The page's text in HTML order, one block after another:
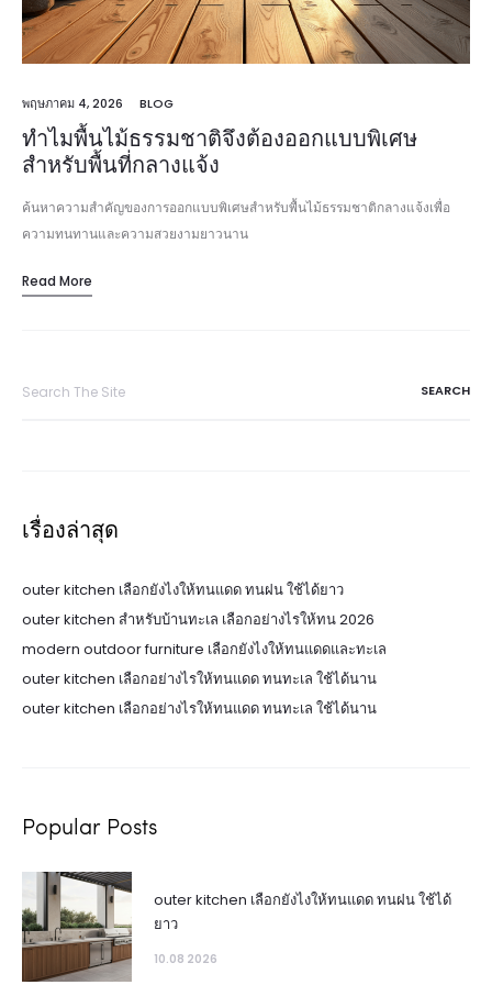
พฤษภาคม 4, 2026 BLOG
ทำไมพื้นไม้ธรรมชาติจึงต้องออกแบบพิเศษ
สำหรับพื้นที่กลางแจ้ง
ค้นหาความสำคัญของการออกแบบพิเศษสำหรับพื้นไม้ธรรมชาติกลางแจ้งเพื่อ
ความทนทานและความสวยงามยาวนาน
Read More
เรื่องล่าสุด
outer kitchen เลือกยังไงให้ทนแดด ทนฝน ใช้ได้ยาว
outer kitchen สำหรับบ้านทะเล เลือกอย่างไรให้ทน 2026
modern outdoor furniture เลือกยังไงให้ทนแดดและทะเล
outer kitchen เลือกอย่างไรให้ทนแดด ทนทะเล ใช้ได้นาน
outer kitchen เลือกอย่างไรให้ทนแดด ทนทะเล ใช้ได้นาน
Popular Posts
outer kitchen เลือกยังไงให้ทนแดด ทนฝน ใช้ได้
ยาว
10.08 2026